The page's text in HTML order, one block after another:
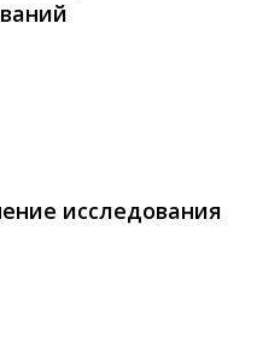
исследования